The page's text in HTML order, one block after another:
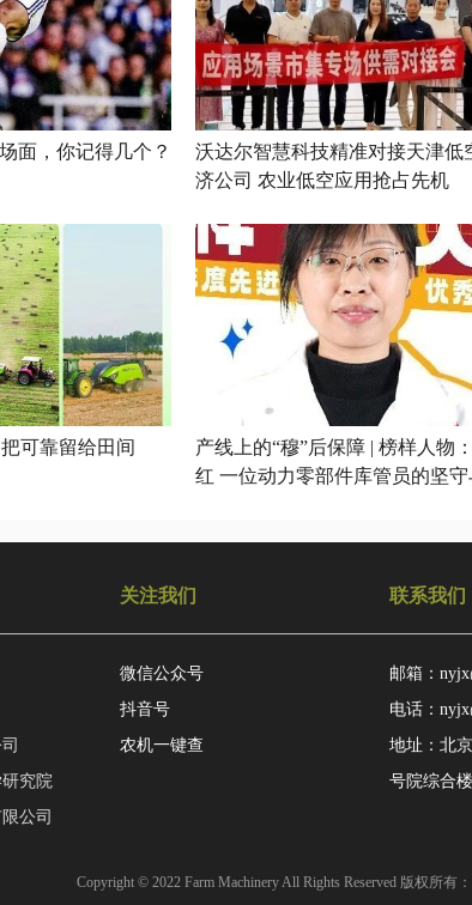
面，你记得几个？
沃达尔智慧科技精准对接天津低
济公司 农业低空应用抢占先机
可靠留给田间
产线上的“穆”后保障 | 榜样人物
红 一位动力零部件库管员的坚守与细
究院
公司
关注我们
微信公众号
抖音号
农机一键查
联系我们
邮箱：
电话：
地址：北
号院综合楼
Copyright © 2022 Farm Machinery All Rights Reserved 版权所